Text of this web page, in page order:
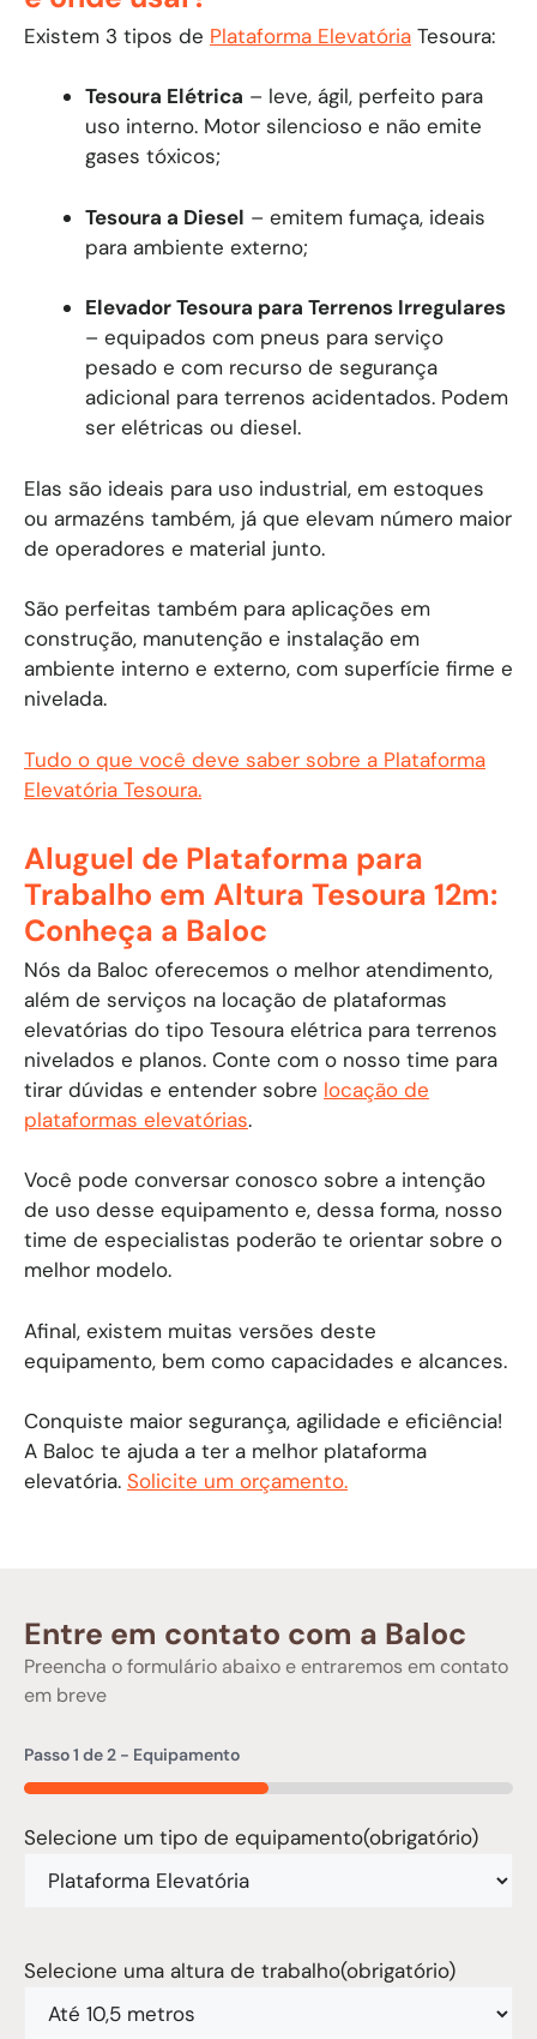
Existem 3 tipos de Plataforma Elevatória Tesoura:
Tesoura Elétrica – leve, ágil, perfeito para
uso interno. Motor silencioso e não emite
gases tóxicos;
Tesoura a Diesel – emitem fumaça, ideais
para ambiente externo;
Elevador Tesoura para Terrenos Irregulares
– equipados com pneus para serviço
pesado e com recurso de segurança
adicional para terrenos acidentados. Podem
ser elétricas ou diesel.
Elas são ideais para uso industrial, em estoques
ou armazéns também, já que elevam número maior
de operadores e material junto.
​São perfeitas também para aplicações em
construção, manutenção e instalação em
ambiente interno e externo, com superfície firme e
nivelada.
Tudo o que você deve saber sobre a Plataforma
Elevatória Tesoura.
Aluguel de Plataforma para
Trabalho em Altura Tesoura 12m:
Conheça a Baloc
Nós da Baloc oferecemos o melhor atendimento,
além de serviços na locação de plataformas
elevatórias do tipo Tesoura elétrica para terrenos
nivelados e planos. Conte com o nosso time para
tirar dúvidas e entender sobre locação de
plataformas elevatórias.
Você pode conversar conosco sobre a intenção
de uso desse equipamento e, dessa forma, nosso
time de especialistas poderão te orientar sobre o
melhor modelo.
Afinal, existem muitas versões deste
equipamento, bem como capacidades e alcances.
​Conquiste maior segurança, agilidade e eficiência!
A Baloc te ajuda a ter a melhor plataforma
elevatória. Solicite um orçamento.
Entre em contato com a Baloc
Preencha o formulário abaixo e entraremos em contato
em breve
Passo1 de2 - Equipamento
50%
Selecione um tipo de equipamento(obrigatório)
Selecione uma altura de trabalho(obrigatório)